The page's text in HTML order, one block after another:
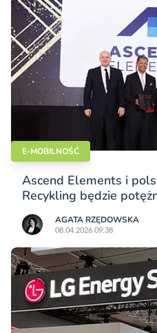
E-MOBILNOŚĆ
Ascend Elements i
Recykling będzie
AGATA RZĘDOWSKA
08.04.2026 09:38